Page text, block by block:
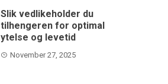
Slik vedlikeholder du
tilhengeren for optimal
ytelse og levetid
November 27, 2025